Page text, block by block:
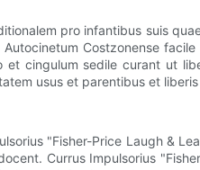
pro infantibus suis
Costzonense
cingulum sedile curant ut
usus et parentibus et
"Fisher-Price Laugh &
Currus Impulsorius